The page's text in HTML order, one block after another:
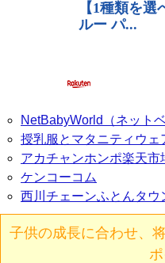
NetBabyWorld（ネットベ
授乳服とマタニティウェ
アカチャンホンポ楽天市
ケンコーコム
西川チェーンふとんタウ
子供の成長に合わせ、